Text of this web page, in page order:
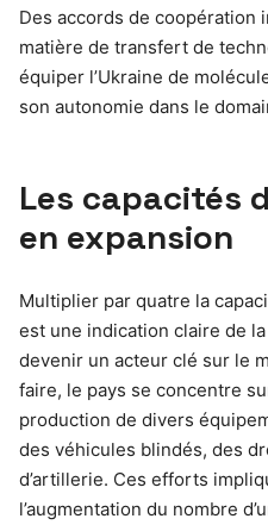
Des accords de coopération
matière de transfert de
équiper l’Ukraine de
son autonomie dans le
Les capacités
en expansion
Multiplier par quatre la
est une indication claire de
devenir un acteur clé sur le
faire, le pays se concentre
production de divers
des véhicules blindés, des
d’artillerie. Ces efforts
l’augmentation du nombre